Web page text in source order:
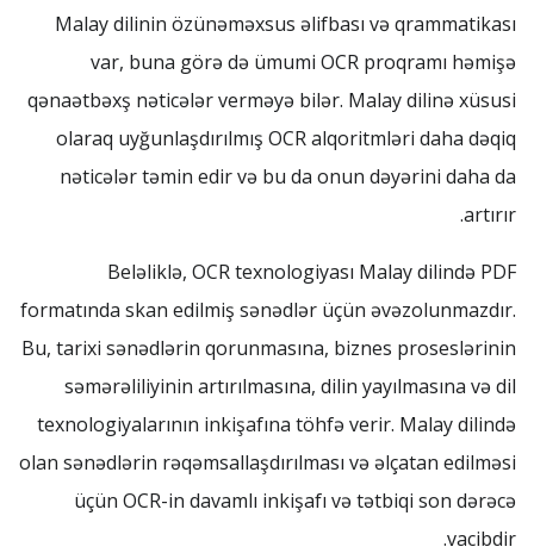
Malay dilinin özünəməxsus əlifbası və qrammatikası
var, buna görə də ümumi OCR proqramı həmişə
qənaətbəxş nəticələr verməyə bilər. Malay dilinə xüsusi
olaraq uyğunlaşdırılmış OCR alqoritmləri daha dəqiq
nəticələr təmin edir və bu da onun dəyərini daha da
artırır.
Beləliklə, OCR texnologiyası Malay dilində PDF
formatında skan edilmiş sənədlər üçün əvəzolunmazdır.
Bu, tarixi sənədlərin qorunmasına, biznes proseslərinin
səmərəliliyinin artırılmasına, dilin yayılmasına və dil
texnologiyalarının inkişafına töhfə verir. Malay dilində
olan sənədlərin rəqəmsallaşdırılması və əlçatan edilməsi
üçün OCR-in davamlı inkişafı və tətbiqi son dərəcə
vacibdir.